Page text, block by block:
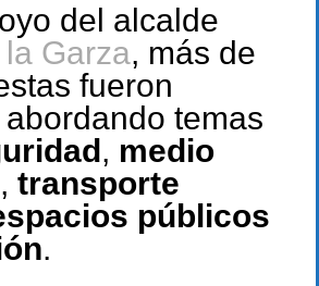
del alcalde
Garza, más de
fueron
temas
, medio
, transporte
públicos
.